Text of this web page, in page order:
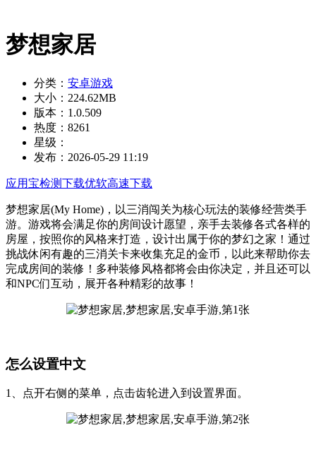
梦想家居
分类： 安卓游戏
大小： 224.62MB
版本： 1.0.509
热度： 8261
星级：
发布： 2026-05-29 11:19
应用宝检测下载优软高速下载
梦想家居(My Home)，以三消闯关为核心玩法的装修经营类手
游。游戏将会满足你的房间设计愿望，亲手去装修各式各样的
房屋，按照你的风格来打造，设计出属于你的梦幻之家！通过
挑战休闲有趣的三消关卡来收集充足的金币，以此来帮助你去
完成房间的装修！多种装修风格都将会由你决定，并且还可以
和NPC们互动，展开各种精彩的故事！
怎么设置中文
1、点开右侧的菜单，点击齿轮进入到设置界面。